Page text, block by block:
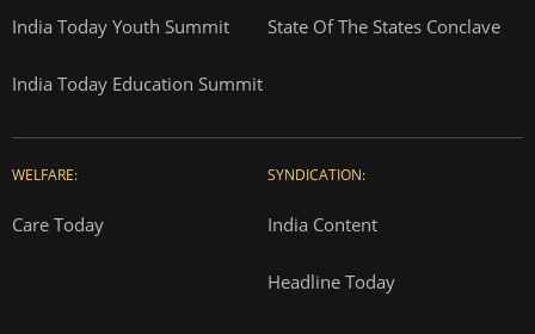
India Today Youth Summit State Of The States Conclave
India Today Education Summit
WELFARE:
Care Today
SYNDICATION:
India Content
Headline Today